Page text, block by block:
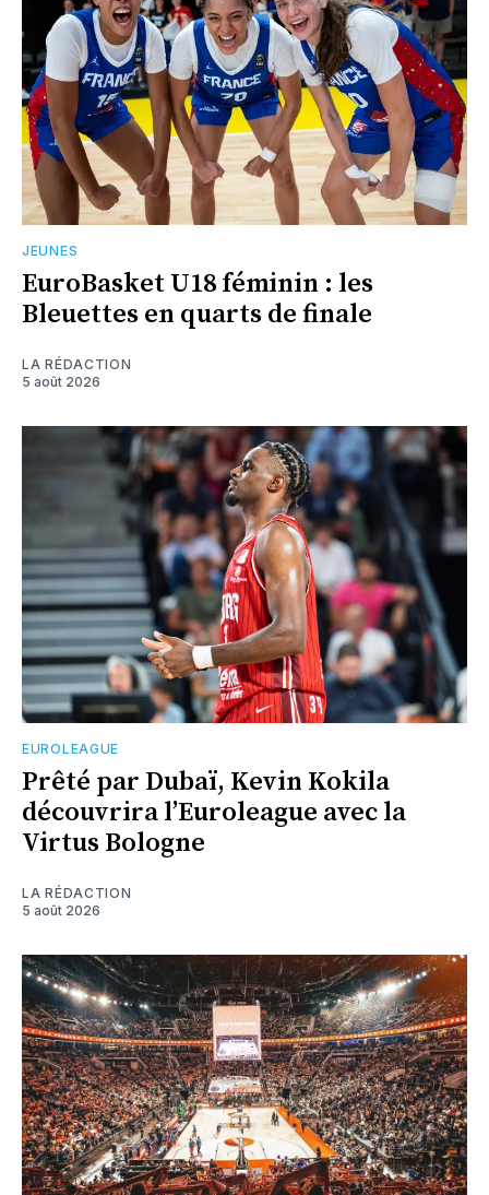
JEUNES
EuroBasket U18 féminin : les
Bleuettes en quarts de finale
LA RÉDACTION
5 août 2026
EUROLEAGUE
Prêté par Dubaï, Kevin Kokila
découvrira l’Euroleague avec la
Virtus Bologne
LA RÉDACTION
5 août 2026